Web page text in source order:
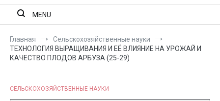
MENU
Главная
Сельскохозяйственные науки
ТЕХНОЛОГИЯ ВЫРАЩИВАНИЯ И ЕЁ ВЛИЯНИЕ НА УРОЖАЙ И
КАЧЕСТВО ПЛОДОВ АРБУЗА (25-29)
СЕЛЬСКОХОЗЯЙСТВЕННЫЕ НАУКИ